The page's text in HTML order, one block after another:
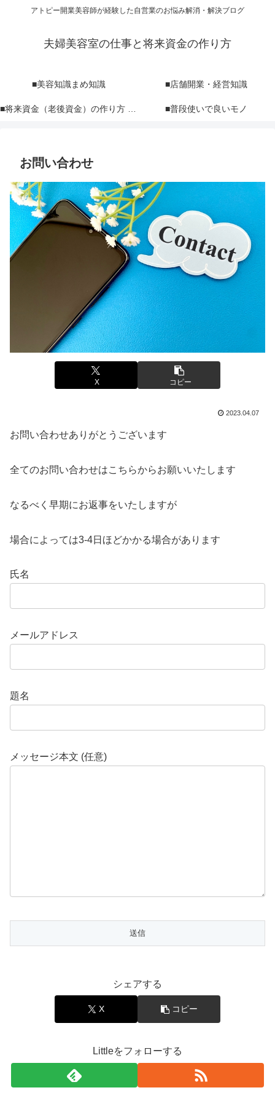
アトピー開業美容師が経験した自営業のお悩み解消・解決ブログ
夫婦美容室の仕事と将来資金の作り方
■美容知識まめ知識 ■店舗開業・経営知識
■将来資金（老後資金）の作り方 NISA iDeCo 投資 ■普段使いで良いモノ
お問い合わせ
X コピー
2023.04.07
お問い合わせありがとうございます
全てのお問い合わせはこちらからお願いいたします
なるべく早期にお返事をいたしますが
場合によっては3-4日ほどかかる場合があります
氏名
メールアドレス
題名
メッセージ本文 (任意)
シェアする
X コピー
Littleをフォローする